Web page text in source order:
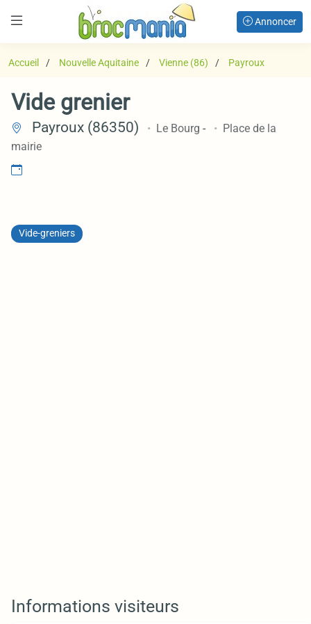
Annoncer
Accueil Nouvelle Aquitaine Vienne (86) Payroux
Vide grenier
Payroux (86350) Le Bourg -
Place de la
mairie
Vide-greniers
Informations visiteurs